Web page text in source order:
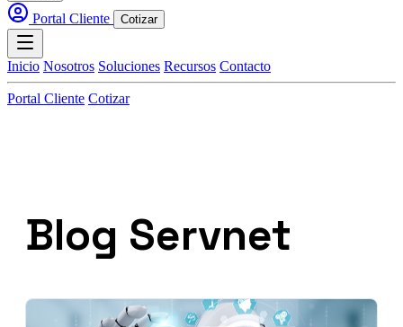
Portal Cliente Cotizar
Inicio Nosotros Soluciones Recursos Contacto
Portal Cliente Cotizar
Blog Servnet